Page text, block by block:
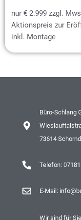
nur € 2.999 zzgl.
Aktionspreis zur
inkl. Montage
Büro-Schlang
73614
Telefon:
E-Mail:
Wir sind für